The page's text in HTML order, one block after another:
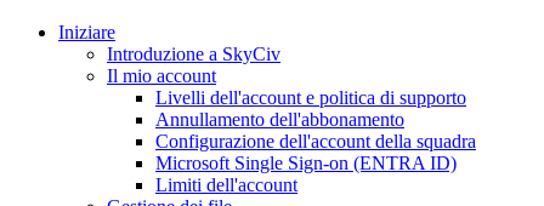
Iniziare
Introduzione a SkyCiv
Il mio account
Livelli dell'account e politica di supporto
Annullamento dell'abbonamento
Configurazione dell'account della squadra
Microsoft Single Sign-on (ENTRA ID)
Limiti dell'account